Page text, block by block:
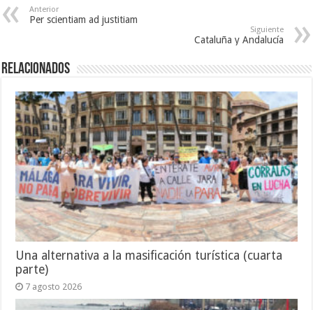
Anterior
Per scientiam ad justitiam
Siguiente
Cataluña y Andalucía
Relacionados
Una alternativa a la masificación turística (cuarta
parte)
7 agosto 2026